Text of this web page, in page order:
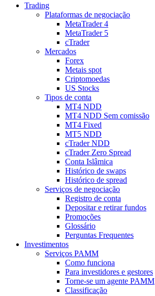
Trading
Plataformas de negociação
MetaTrader 4
MetaTrader 5
cTrader
Mercados
Forex
Metais spot
Criptomoedas
US Stocks
Tipos de conta
MT4 NDD
MT4 NDD Sem comissão
MT4 Fixed
MT5 NDD
cTrader NDD
cTrader Zero Spread
Conta Islâmica
Histórico de swaps
Histórico de spread
Serviços de negociação
Registro de conta
Depositar e retirar fundos
Promoções
Glossário
Perguntas Frequentes
Investimentos
Serviços PAMM
Como funciona
Para investidores e gestores
Torne-se um agente PAMM
Classificação